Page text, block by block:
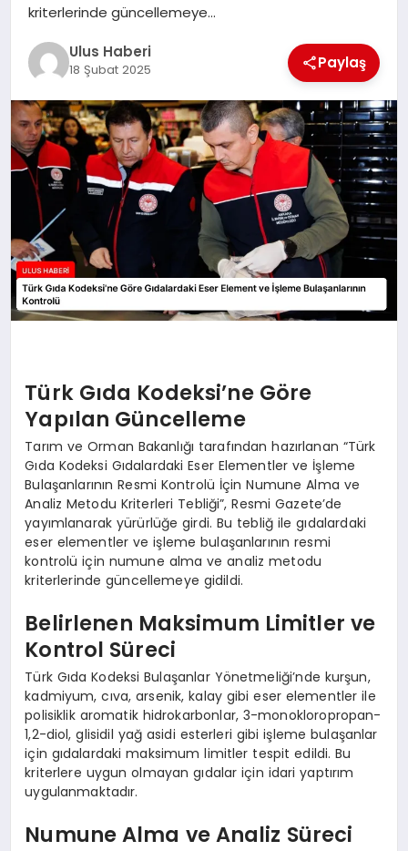
kriterlerinde güncellemeye…
Ulus Haberi
18 Şubat 2025 Paylaş
Türk Gıda Kodeksi’ne Göre
Yapılan Güncelleme
Tarım ve Orman Bakanlığı tarafından hazırlanan “Türk
Gıda Kodeksi Gıdalardaki Eser Elementler ve İşleme
Bulaşanlarının Resmi Kontrolü İçin Numune Alma ve
Analiz Metodu Kriterleri Tebliği”, Resmi Gazete’de
yayımlanarak yürürlüğe girdi. Bu tebliğ ile gıdalardaki
eser elementler ve işleme bulaşanlarının resmi
kontrolü için numune alma ve analiz metodu
kriterlerinde güncellemeye gidildi.
Belirlenen Maksimum Limitler ve
Kontrol Süreci
Türk Gıda Kodeksi Bulaşanlar Yönetmeliği’nde kurşun,
kadmiyum, cıva, arsenik, kalay gibi eser elementler ile
polisiklik aromatik hidrokarbonlar, 3-monokloropropan-
1,2-diol, glisidil yağ asidi esterleri gibi işleme bulaşanlar
için gıdalardaki maksimum limitler tespit edildi. Bu
kriterlere uygun olmayan gıdalar için idari yaptırım
uygulanmaktadır.
Numune Alma ve Analiz Süreci